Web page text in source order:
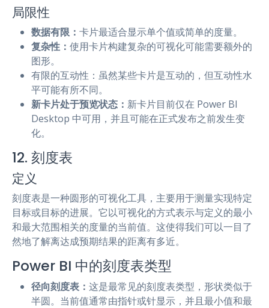
局限性
数据有限： 卡片最适合显示单个值或简单的度量。
复杂性： 使用卡片构建复杂的可视化可能需要额外的
图形。
有限的互动性：虽然某些卡片是互动的，但互动性水
平可能有所不同。
新卡片处于预览状态： 新卡片目前仅在 Power BI
Desktop 中可用，并且可能在正式发布之前发生变
化。
12. 刻度表
定义
刻度表是一种圆形的可视化工具，主要用于测量实现特定
目标或目标的进展。它以可视化的方式表示与定义的最小
和最大范围相关的度量的当前值。这使得我们可以一目了
然地了解离达成预期结果的距离有多近。
Power BI 中的刻度表类型
径向刻度表： 这是最常见的刻度表类型，形状类似于
半圆。当前值通常由指针或针显示，并且最小值和最